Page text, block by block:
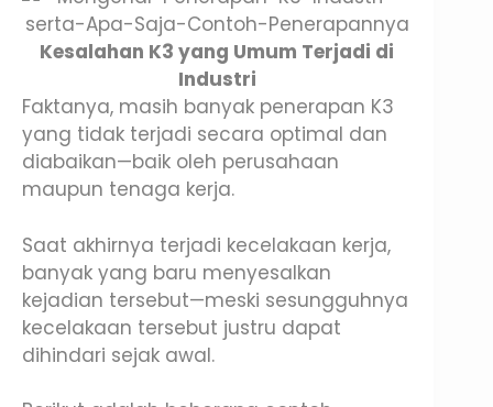
Kesalahan K3 yang Umum Terjadi di
Industri
Faktanya, masih banyak penerapan K3
yang tidak terjadi secara optimal dan
diabaikan—baik oleh perusahaan
maupun tenaga kerja.
Saat akhirnya terjadi kecelakaan kerja,
banyak yang baru menyesalkan
kejadian tersebut—meski sesungguhnya
kecelakaan tersebut justru dapat
dihindari sejak awal.